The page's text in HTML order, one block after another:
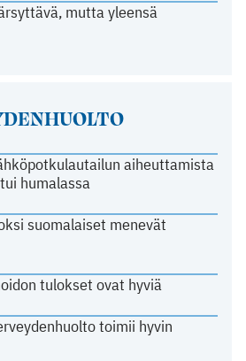
mutta yleensä
aiheuttamista
humalassa
suomalaiset menevät
tulokset ovat hyviä
toimii hyvin